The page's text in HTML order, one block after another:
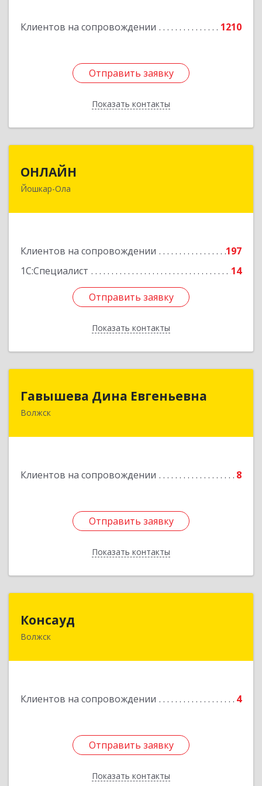
Клиентов на сопровождении 1210
Отправить заявку
Показать контакты
Отправить заявку
Назад
ОНЛАЙН
Йошкар-Ола
Клиентов на сопровождении
197
1С:Специалист
14
Отправить заявку
Показать контакты
424000, Марий Эл Респ, Йошкар-Ола г,
Отправить заявку
Назад
Гавышева Дина Евгеньевна
Волжск
Клиентов на сопровождении 8
Отправить заявку
Показать контакты
Отправить заявку
Назад
Консауд
Волжск
Клиентов на сопровождении 4
Отправить заявку
Показать контакты
425005, Марий Эл респ, Волжск г, Пролетарская
Отправить заявку
Назад